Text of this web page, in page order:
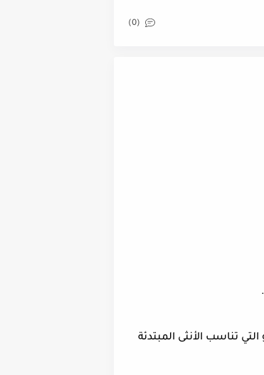
(0)
تناسب الأنثى المبتدئة